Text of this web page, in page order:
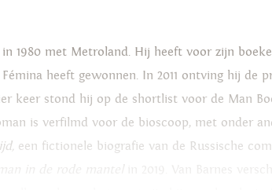
in 1980 met Metroland. Hij heeft voor zijn
heeft gewonnen. In 2011 ontving hij de
keer stond hij op de shortlist voor de Man
is verfilmd voor de bioscoop, met onder
een fictionele biografie van de Russische